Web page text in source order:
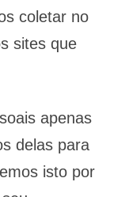
coletar no
sites que
apenas
delas para
isto por